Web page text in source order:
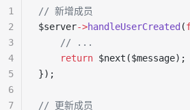
// 新增成员
$server->handleUserCreated (
    // ...
    return
$next($message);
});
// 更新成员
1
2
3
4
5
6
7